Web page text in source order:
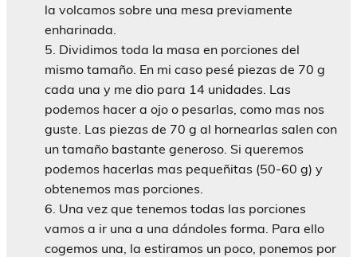
la volcamos sobre una mesa previamente
enharinada.
Dividimos toda la masa en porciones del
mismo tamaño. En mi caso pesé piezas de 70 g
cada una y me dio para 14 unidades. Las
podemos hacer a ojo o pesarlas, como mas nos
guste. Las piezas de 70 g al hornearlas salen con
un tamaño bastante generoso. Si queremos
podemos hacerlas mas pequeñitas (50-60 g) y
obtenemos mas porciones.
Una vez que tenemos todas las porciones
vamos a ir una a una dándoles forma. Para ello
cogemos una, la estiramos un poco, ponemos por